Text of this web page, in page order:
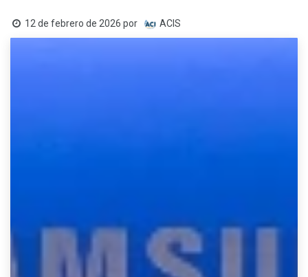
12 de febrero de 2026 por ACIS